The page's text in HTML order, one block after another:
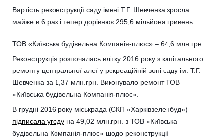
Вартість реконструкції саду імені Т.Г. Шевченка зросла
майже в 6 раз і тепер дорівнює 295,6 мільйона гривень.
ТОВ «Київська будівельна Компанія-плюс» – 64,6 млн.грн.
Реконструкція розпочалась влітку 2016 року з капітального
ремонту центральної алеї у рекреаційній зоні саду ім. Т.Г.
Шевченка за 1,37 млн.грн. Виконувало ремонт ТОВ
«Київська будівельна Компанія-плюс».
В грудні 2016 року міськрада (СКП «Харківзеленбуд»)
підписала угоду на 49,02 млн.грн. з ТОВ «Київська
будівельна Компанія-плюс» щодо реконструкції